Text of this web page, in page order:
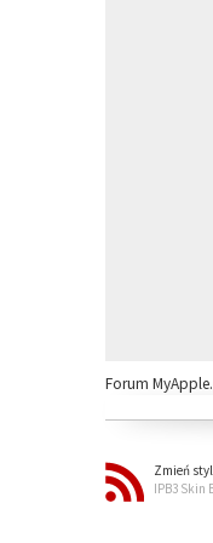
Forum
Zmień styl
IPB3 Skin